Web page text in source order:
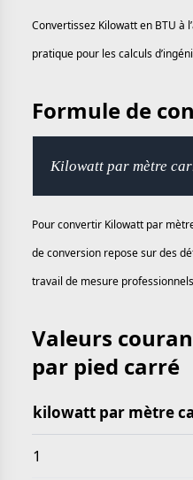
Convertissez Kilowatt en BTU à
pratique pour les calculs
Formule de
Kilowatt par mètre
Pour convertir Kilowatt par
de conversion repose sur des
travail de mesure
Valeurs
par pied carré
Valeurs courantes
kilowatt par mètre
1